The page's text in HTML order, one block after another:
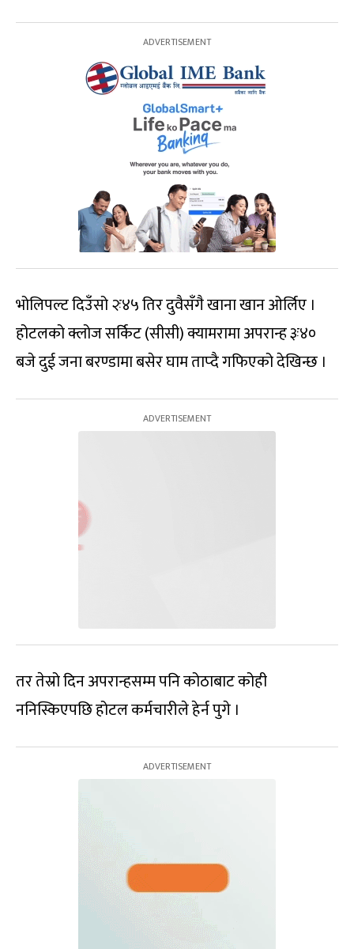
भोलिपल्ट दिउँसो २ः४५ तिर दुवैसँगै खाना खान ओर्लिए ।
होटलको क्लोज सर्किट (सीसी) क्यामरामा अपरान्ह ३ः४०
बजे दुई जना बरण्डामा बसेर घाम ताप्दै गफिएको देखिन्छ ।
तर तेस्रो दिन अपरान्हसम्म पनि कोठाबाट कोही
ननिस्किएपछि होटल कर्मचारीले हेर्न पुगे ।